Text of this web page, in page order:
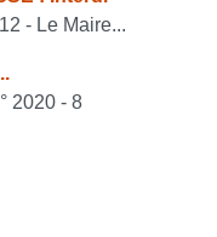
- Le Maire...
2020 - 8